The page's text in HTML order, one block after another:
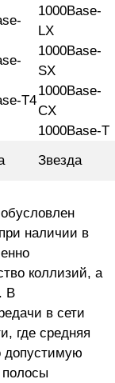
T4
1000Base-
LX
1000Base-
SX
1000Base-
CX
1000Base-T
Звезда
наличии в
коллизий, а
В
в сети
где средняя
допустимую